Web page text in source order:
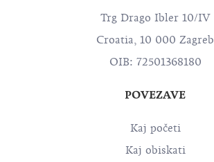
Trg Drago Ibler 10/IV
Croatia, 10 000 Zagreb
OIB: 72501368180
POVEZAVE
Kaj početi
Kaj obiskati